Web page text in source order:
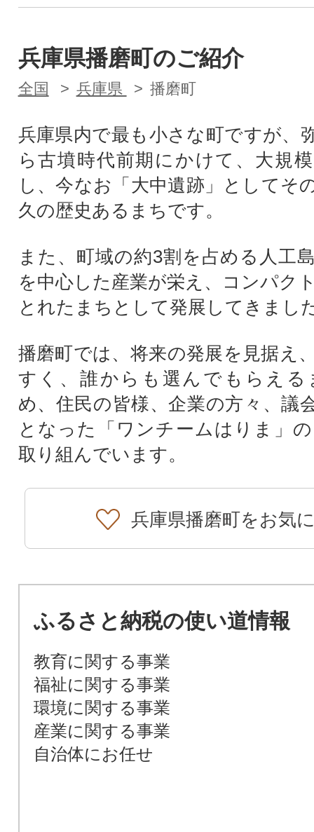
兵庫県播磨町のご紹介
全国 兵庫県 播磨町
兵庫県内で最も小さな町ですが、
ら古墳時代前期にかけて、大規
し、今なお「大中遺跡」としてそ
久の歴史あるまちです。
また、町域の約3割を占める人工
を中心した産業が栄え、コンパク
とれたまちとして発展してきまし
播磨町では、将来の発展を見据え
すく、誰からも選んでもらえる
め、住民の皆様、企業の方々、議
となった「ワンチームはりま」
取り組んでいます。
兵庫県播磨町をお気
ふるさと納税の使い道情報
教育に関する事業
福祉に関する事業
環境に関する事業
産業に関する事業
自治体にお任せ